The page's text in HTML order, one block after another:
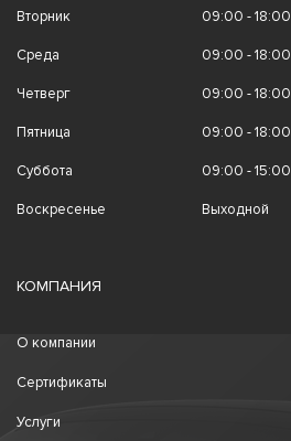
Вторник 09:00 - 18:00
Среда 09:00 - 18:00
Четверг 09:00 - 18:00
Пятница 09:00 - 18:00
Суббота 09:00 - 15:00
Воскресенье Выходной
КОМПАНИЯ
О компании
Сертификаты
Услуги